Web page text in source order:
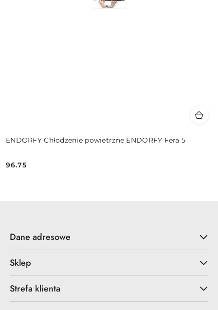
ENDORFY Chłodzenie powietrzne ENDORFY Fera 5
Cena:
96.75
Dane adresowe
Sklep
Strefa klienta